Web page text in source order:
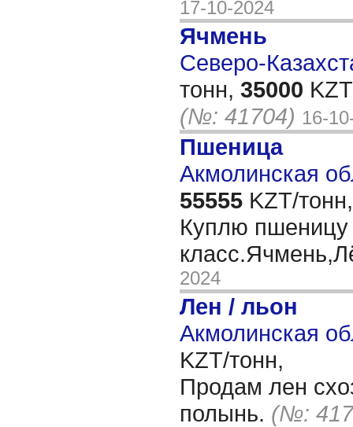
17-10-2024
Ячмень
Северо-
тонн, 35000
(№: 41704) 16-
Пшеница
Акмолинская
55555 KZT/тонн,
Куплю пшеницу
2024
Лен / льон
Акмолинская
KZT/тонн,
Продам лен
полынь. (№: